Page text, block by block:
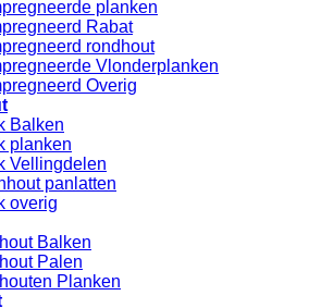
planken
Rabat
rondhout
Vlonderplanken
Overig
Balken
planken
Vellingdelen
panlatten
overig
Balken
Palen
Planken